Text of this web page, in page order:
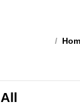
/
All